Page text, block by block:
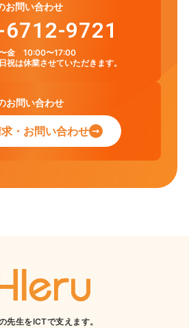
お問い合わせ
6712-9721
金 10:00〜17:00
祝は休業させていただきます。
お問い合わせ
・お問い合わせ
先生をICTで支えます。